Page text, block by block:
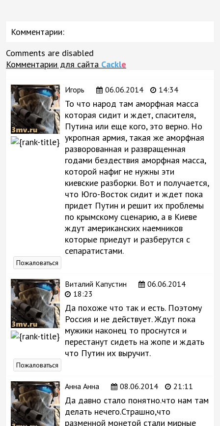
Комментарии:
Comments are disabled
Комментарии для сайта Cackle
Игорь 06.06.2014 14:34
То что народ там аморфная масса
которая сидит и ждет, спасителя,
Путина или еще кого, это верно. Но
укропная армия, такая же аморфная
разворованная и развращенная
годами бездествия аморфная масса,
которой нафиг не нужны эти
киевские разборки. Вот и получается,
что Юго-Восток сидит и ждет пока
придет Путин и решит их проблемы
по крымскому сценарию, а в Киеве
ждут американских наемников
которые приедут и разберутся с
сепаратистами.
Пожаловаться
Виталий Капустин
06.06.2014
18:23
Да похоже что так и есть. Поэтому
Россия и не действует. Ждут пока
мужики наконец то проснутся и
перестанут сидеть на жопе и ждать
что Путин их выручит.
Пожаловаться
Анна Анна 08.06.2014 21:11
Да давно стало понятно.что нам там
делать нечего.Страшно,что
разменной монетой стали мирные